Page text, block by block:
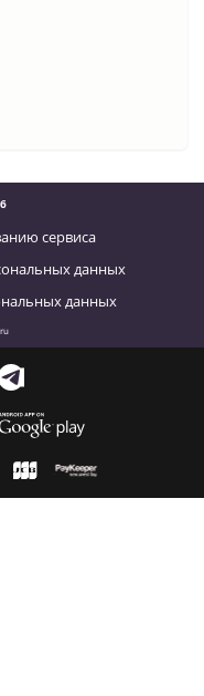
сервиса
данных
данных